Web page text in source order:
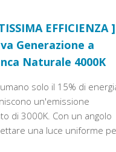
EFFICIENZA
Generazione a
Naturale 4000K
solo il 15% di
un'emissione
di 3000K. Con un angolo
una luce uniforme